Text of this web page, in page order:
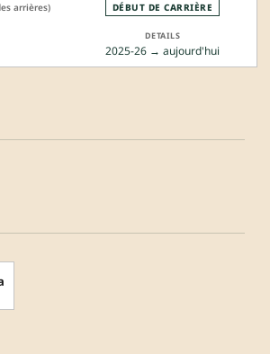
arrières) DÉBUT DE CARRIÈRE
2025-26 → aujourd'hui